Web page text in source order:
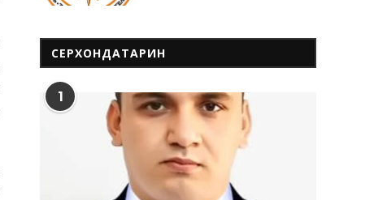
СЕРХОНДАТАРИН
1